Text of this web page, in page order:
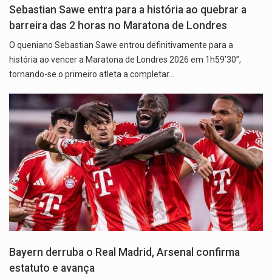
Sebastian Sawe entra para a história ao quebrar a
barreira das 2 horas no Maratona de Londres
O queniano Sebastian Sawe entrou definitivamente para a
história ao vencer a Maratona de Londres 2026 em 1h59’30’’,
tornando-se o primeiro atleta a completar…
Bayern derruba o Real Madrid, Arsenal confirma
estatuto e avança